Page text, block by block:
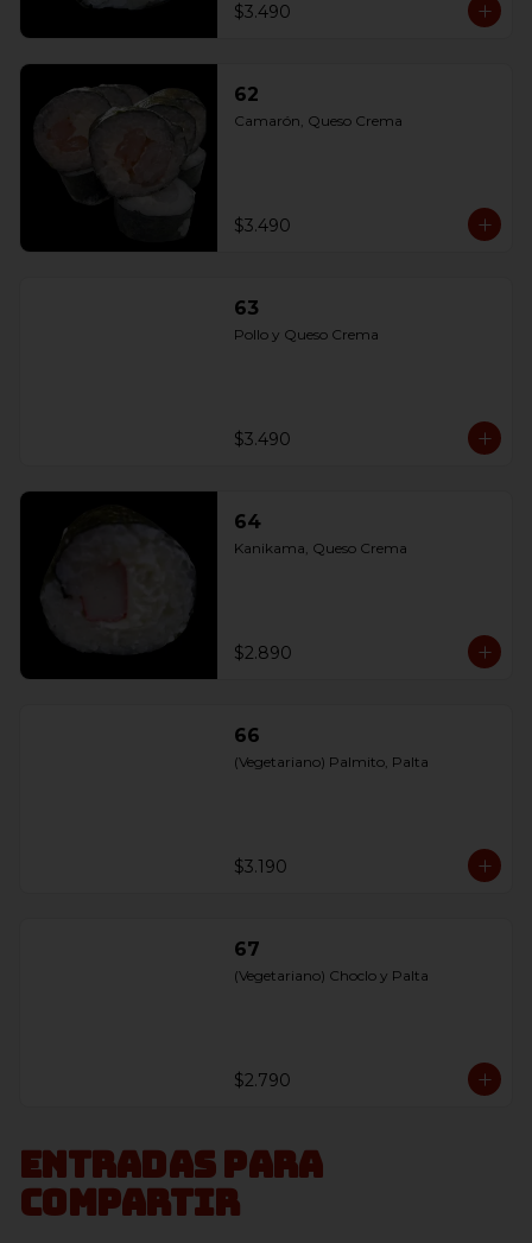
$3.490
62
Camarón, Queso Crema
$3.490
63
Pollo y Queso Crema
$3.490
64
Kanikama, Queso Crema
$2.890
66
(Vegetariano) Palmito, Palta
$3.190
67
(Vegetariano) Choclo y Palta
$2.790
Entradas para
compartir